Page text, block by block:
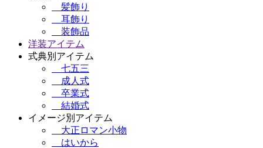
髪飾り
耳飾り
装飾品
洋装アイテム
式典別アイテム
七五三
成人式
卒業式
結婚式
イメージ別アイテム
大正ロマン小物
はいから